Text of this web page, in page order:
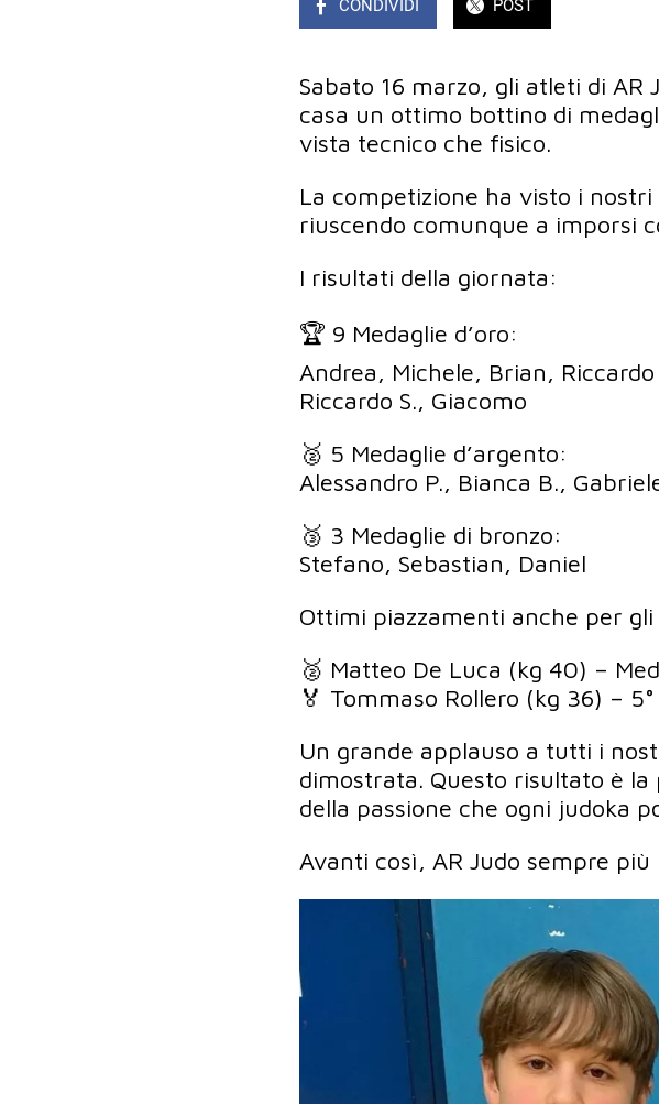
CONDIVIDI POST
Sabato 16 marzo, gli atleti di
casa un ottimo bottino di
vista tecnico che fisico.
La competizione ha visto i
riuscendo comunque a imporsi
I risultati della giornata:
🏆 9 Medaglie d’oro:
Andrea, Michele, Brian,
Riccardo S., Giacomo
🥈 5 Medaglie d’argento:
Alessandro P., Bianca B.,
🥉 3 Medaglie di bronzo:
Stefano, Sebastian, Daniel
Ottimi piazzamenti anche per
🥈 Matteo De Luca (kg 40) –
🏅 Tommaso Rollero (kg 36) –
Un grande applauso a tutti i
dimostrata. Questo risultato è
della passione che ogni judoka
Avanti così, AR Judo sempre più